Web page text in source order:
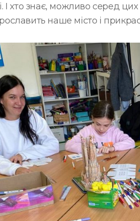
І хто знає, можливо серед
наше місто і